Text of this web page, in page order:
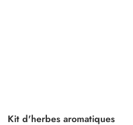
Kit d'herbes aromatiques